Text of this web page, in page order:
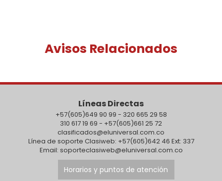
Avisos Relacionados
Líneas Directas
+57(605)649 90 99 - 320 665 29 58
310 617 19 69 - +57(605)661 25 72
clasificados@eluniversal.com.co
Línea de soporte Clasiweb: +57(605)642 46 Ext: 337
Email: soporteclasiweb@eluniversal.com.co
Horarios y puntos de atención